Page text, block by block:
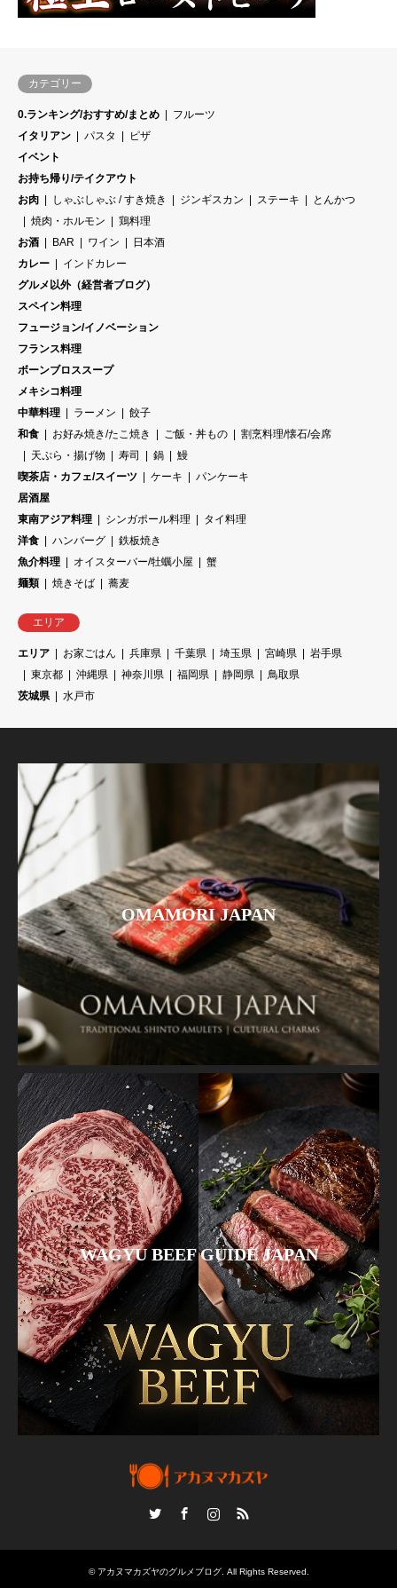
カテゴリー
0.ランキング/おすすめ/まとめ
フルーツ
イタリアン
パスタ
ピザ
イベント
お持ち帰り/テイクアウト
お肉
しゃぶしゃぶ / すき焼き ジンギスカン ステーキ
とんかつ
焼肉・ホルモン
鶏料理
お酒
BAR ワイン
日本酒
カレー
インドカレー
グルメ以外（経営者ブログ）
スペイン料理
フュージョン/イノベーション
フランス料理
ボーンブロススープ
メキシコ料理
中華料理
ラーメン
餃子
和食
お好み焼き/たこ焼き ご飯・丼もの
割烹料理/懐石/会席
天ぷら・揚げ物
寿司 鍋
鰻
喫茶店・カフェ/スイーツ
ケーキ
パンケーキ
居酒屋
東南アジア料理
シンガポール料理
タイ料理
洋食
ハンバーグ
鉄板焼き
魚介料理
オイスターバー/牡蠣小屋
蟹
麺類
焼きそば 蕎麦
エリア
エリア お家ごはん 兵庫県 千葉県 埼玉県 宮崎県
岩手県
東京都
沖縄県 神奈川県 福岡県 静岡県
鳥取県
茨城県
水戸市
OMAMORI JAPAN
WAGYU BEEF GUIDE JAPAN
RSS
© アカヌマカズヤのグルメブログ. All Rights Reserved.